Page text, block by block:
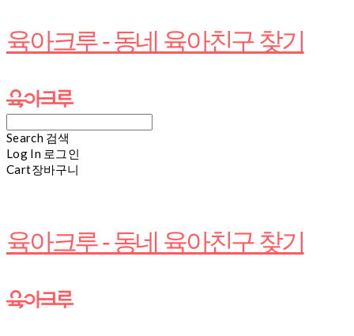
육아크루 - 동네 육아친구 찾기
Search 검색
Log In 로그인
Cart장바구니
육아크루 - 동네 육아친구 찾기